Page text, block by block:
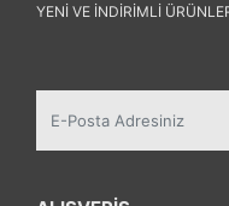
YENI VE INDIRIMLI